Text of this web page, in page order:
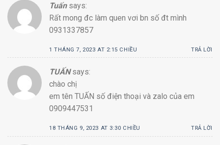
Tuấn says:
Rất mong đc làm quen vơi bn số đt mình
0931337857
1 THÁNG 7, 2023 AT 2:15 CHIỀU TRẢ LỜI
TUẤN says:
chào chị
em tên TUẤN số điện thoại và zalo của em
0909447531
18 THÁNG 9, 2023 AT 3:30 CHIỀU TRẢ LỜI